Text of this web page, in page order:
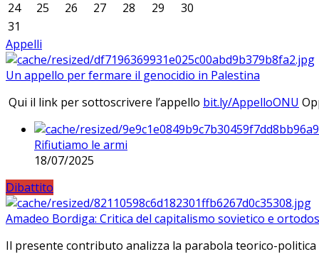
24 25 26 27 28 29
30
31
Appelli
Un appello per fermare il genocidio in Palestina
Qui il link per sottoscrivere l’appello bit.ly/AppelloONU
Rifiutiamo le armi
18/07/2025
Dibattito
Amadeo Bordiga: Critica del capitalismo sovietico e
Il presente contributo analizza la parabola teorico-